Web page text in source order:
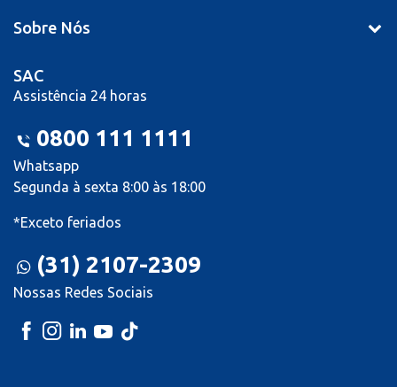
Sobre Nós
SAC
Assistência 24 horas
0800 111 1111
Whatsapp
Segunda à sexta 8:00 às 18:00
*Exceto feriados
(31) 2107-2309
Nossas Redes Sociais